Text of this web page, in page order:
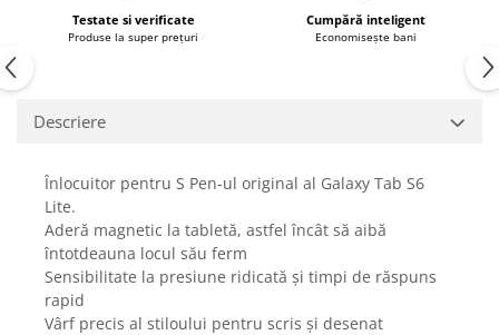
Electrocasnice pentru Bucatarie
Ingrijire Locuinta
Purificatoare de aer
Bijuterii
Ceasuri barbatesti
Ceasuri dama
Cutii, curele si accesorii ceasuri
Genti si accesorii barbati
Genti si accesorii femei
Testate si verificate
Produse la super prețuri
Cumpără inteligent
Economisește bani
Descriere
Înlocuitor pentru S Pen-ul original al Galaxy Tab S6
Lite.
Aderă magnetic la tabletă, astfel încât să aibă
întotdeauna locul său ferm
Sensibilitate la presiune ridicată și timpi de răspuns
rapid
Vârf precis al stiloului pentru scris și desenat